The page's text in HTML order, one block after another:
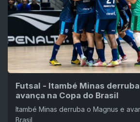
Futsal - Itambé Minas
avança na Copa do Brasil
Itambé Minas derruba o Magnus e
Brasil